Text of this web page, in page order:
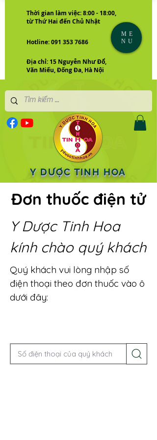
Thời gian làm việc: 8:00 - 18:00,
từ Thứ Hai đến Chủ Nhật
Hotline: 091 353 7686
Địa chỉ: 15 Nguyễn Như Đổ,
Văn Miếu, Đống Đa, Hà Nội
Y DƯỢC TINH HOA
ME
NU
Đơn thuốc điện tử
Y Dược Tinh Hoa
kính chào quý khách
Quý khách vui lòng nhập số
điện thoại theo đơn thuốc vào ô
dưới đây: